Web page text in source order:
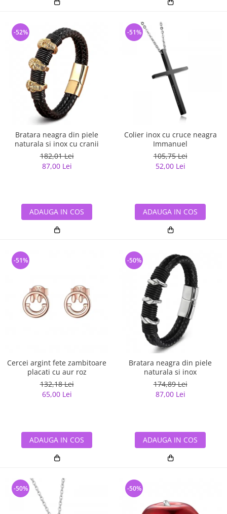
Bratara neagra din piele
naturala si inox cu cranii
182,01 Lei
87,00 Lei
-52%
ADAUGA IN COS
Colier inox cu cruce neagra
Immanuel
105,75 Lei
52,00 Lei
-51%
ADAUGA IN COS
Cercei argint fete zambitoare
placati cu aur roz
132,18 Lei
65,00 Lei
-51%
ADAUGA IN COS
Bratara neagra din piele
naturala si inox
174,89 Lei
87,00 Lei
-50%
ADAUGA IN COS
-50% -50%